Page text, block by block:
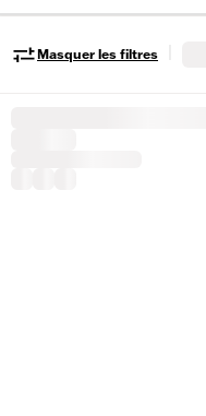
Masquer les filtres